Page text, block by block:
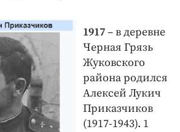
1917– в деревне
Черная Грязь
Жуковского
района родился
Алексей Лукич
Приказчиков
(1917-1943). 1